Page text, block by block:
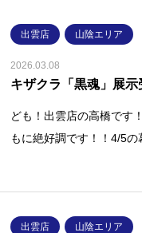
出雲店 山陰エリア
2026.03.08
キザクラ「黒魂」展示
ども！出雲店の高橋です
もに絶好調です！！4/5
出雲店 山陰エリア